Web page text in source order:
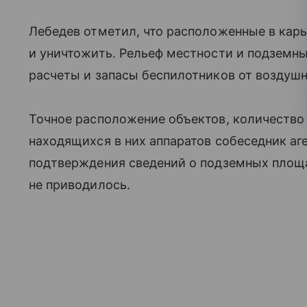
Лебедев отметил, что расположенные в
и уничтожить. Рельеф местности и
расчеты и запасы беспилотников от
Точное расположение объектов,
находящихся в них аппаратов собеседник
подтверждения сведений о подземных
не приводилось.